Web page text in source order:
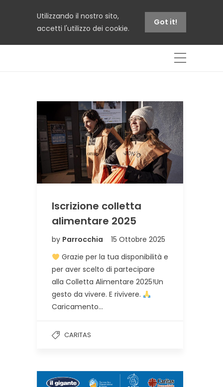
Utilizzando il nostro sito,
accetti l'utilizzo dei cookie.
Got it!
Iscrizione colletta
alimentare 2025
by Parrocchia
15 Ottobre 2025
Grazie per la tua disponibilità e
per aver scelto di partecipare
alla Colletta Alimentare 2025!Un
gesto da vivere. E rivivere.
Caricamento…
CARITAS